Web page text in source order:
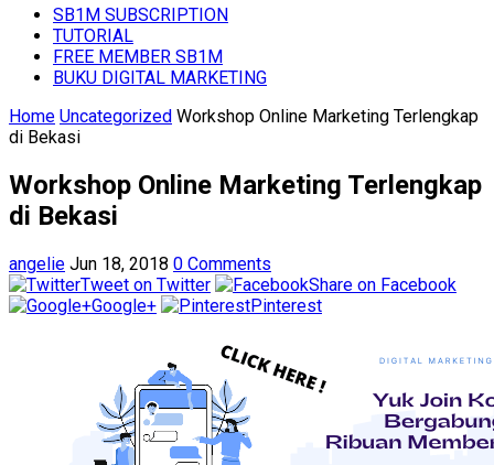
SB1M SUBSCRIPTION
TUTORIAL
FREE MEMBER SB1M
BUKU DIGITAL MARKETING
Home Uncategorized Workshop Online Marketing Terlengkap
di Bekasi
Workshop Online Marketing Terlengkap
di Bekasi
angelie Jun 18, 2018 0 Comments
Tweet on Twitter
Share on Facebook
Google+
Pinterest